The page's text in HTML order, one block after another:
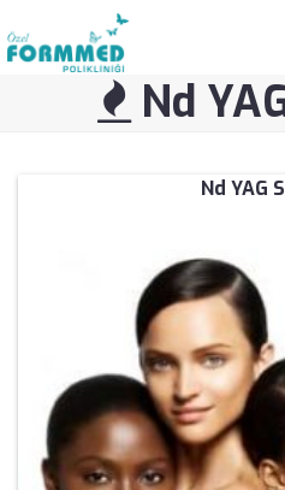
Nd
Nd YAG